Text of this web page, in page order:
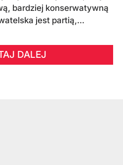
bardziej konserwatywną
jest partią,...
DALEJ